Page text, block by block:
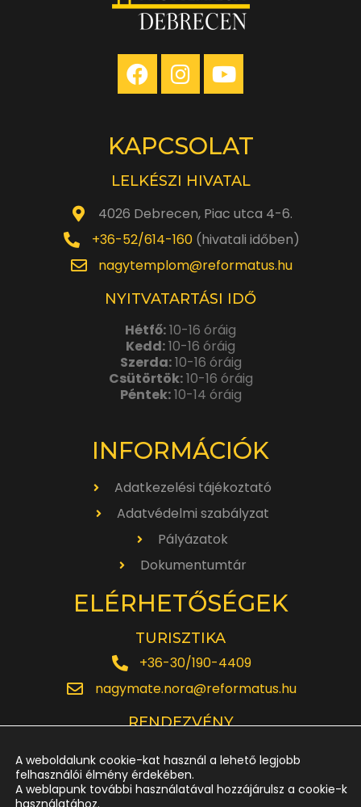
KAPCSOLAT
LELKÉSZI HIVATAL
4026 Debrecen, Piac utca 4-6.
+36-52/614-160(hivatali időben)
nagytemplom@reformatus.hu
NYITVATARTÁSI IDŐ
Hétfő:10-16 óráig
Kedd:10-16 óráig
Szerda:10-16 óráig
Csütörtök:10-16 óráig
Péntek:10-14 óráig
INFORMÁCIÓK
Adatkezelési tájékoztató
Adatvédelmi szabályzat
Pályázatok
Dokumentumtár
ELÉRHETŐSÉGEK
TURISZTIKA
+36-30/190-4409
nagymate.nora@reformatus.hu
RENDEZVÉNY
rendezveny.nagytemplom@reformatus.hu
A weboldalunk cookie-kat használ a lehető legjobb
felhasználói élmény érdekében.
A weblapunk további használatával hozzájárulsz a cookie-k
használatához.